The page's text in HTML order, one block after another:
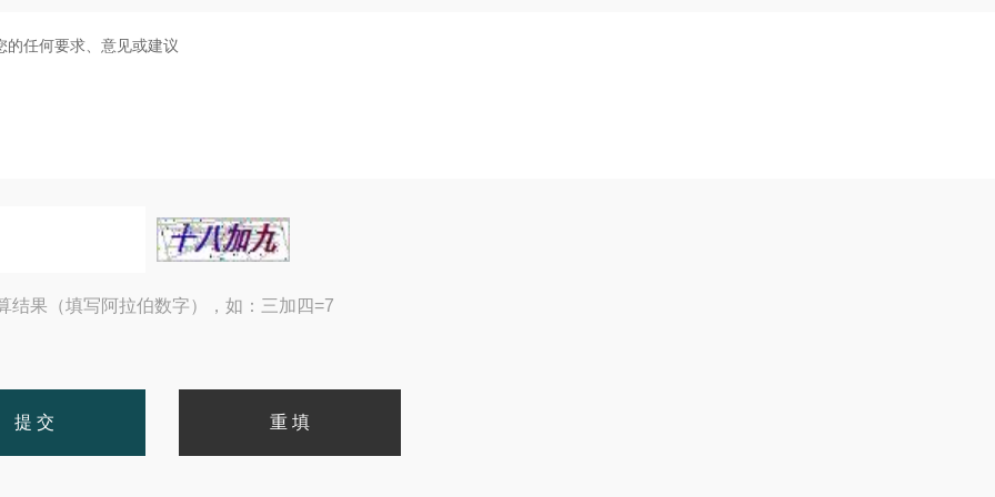
结果（填写阿拉伯数字），如：三加四=7